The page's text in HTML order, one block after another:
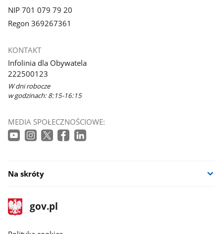
NIP 701 079 79 20
Regon 369267361
KONTAKT
Infolinia dla Obywatela
222500123
W dni robocze
w godzinach: 8:15-16:15
MEDIA SPOŁECZNOŚCIOWE:
Na skróty
stopka
gov.pl
Strona
gov.pl